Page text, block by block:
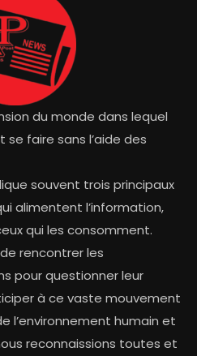
du monde dans lequel
faire sans l’aide des
souvent trois principaux
alimentent l’information,
qui les consomment.
rencontrer les
pour questionner leur
à ce vaste mouvement
l’environnement humain et
reconnaissions toutes et